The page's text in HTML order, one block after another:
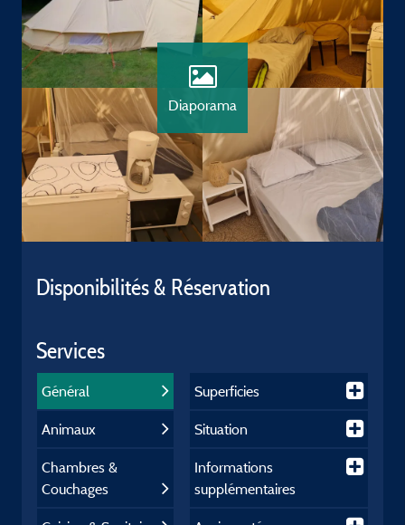
Diaporama
Disponibilités & Réservation
Services
Général
Animaux
Chambres &
Couchages
Superficies
Situation
Informations
supplémentaires